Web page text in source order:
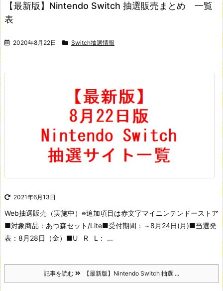
【最新版】Nintendo Switch 抽選販売まとめ 一覧
表
2020年8月22日 Switch抽選情報
2021年6月13日
Web抽選販売（実施中） ※追加項目は赤文字マイニンテンドーストア
■対象商品：あつ森セット/Lite■受付期間：～8月24日(月)■当選発
表：8月28日（金） ■U R L： ...
記事を読む 【最新版】Nintendo Switch 抽選 ...